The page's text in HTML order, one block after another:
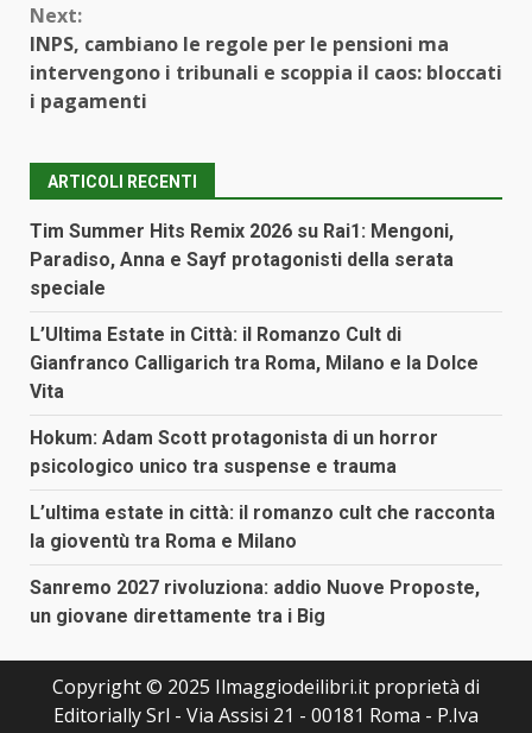
Next:
INPS, cambiano le regole per le pensioni ma
intervengono i tribunali e scoppia il caos: bloccati
i pagamenti
ARTICOLI RECENTI
Tim Summer Hits Remix 2026 su Rai1: Mengoni,
Paradiso, Anna e Sayf protagonisti della serata
speciale
L’Ultima Estate in Città: il Romanzo Cult di
Gianfranco Calligarich tra Roma, Milano e la Dolce
Vita
Hokum: Adam Scott protagonista di un horror
psicologico unico tra suspense e trauma
L’ultima estate in città: il romanzo cult che racconta
la gioventù tra Roma e Milano
Sanremo 2027 rivoluziona: addio Nuove Proposte,
un giovane direttamente tra i Big
Copyright © 2025 Ilmaggiodeilibri.it proprietà di
Editorially Srl - Via Assisi 21 - 00181 Roma - P.Iva